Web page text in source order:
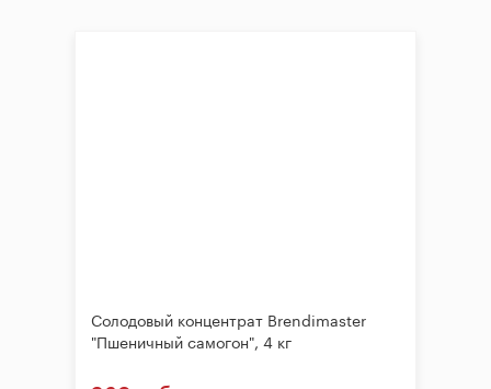
Солодовый концентрат Brendimaster
"Пшеничный самогон", 4 кг